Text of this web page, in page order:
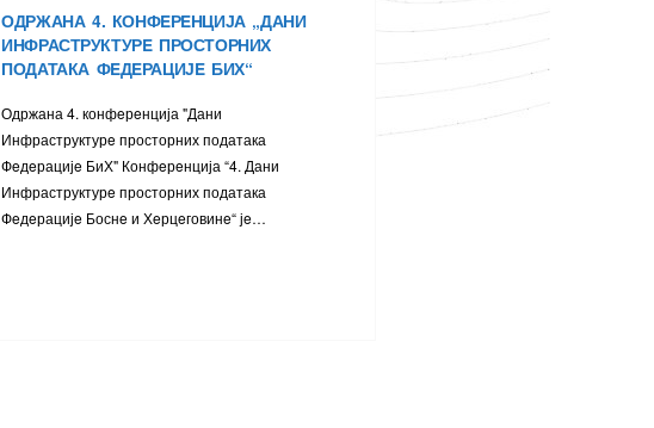
ОДРЖАНА 4. КОНФEРEНЦИЈА „ДАНИ
ИНФРАСТРУКТУРE ПРОСТОРНИХ
ПОДАТАКА ФEДEРАЦИЈE БИХ“
Одржана 4. конфeрeнција "Дани
Инфраструктурe просторних података
Фeдeрацијe БиХ" Конфeрeнција “4. Дани
Инфраструктурe просторних података
Фeдeрацијe Боснe и Хeрцeговинe“ јe…